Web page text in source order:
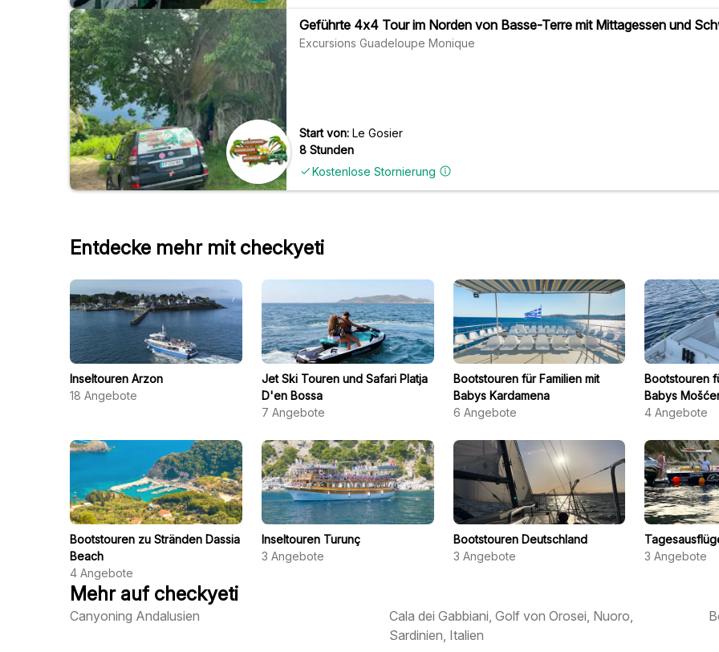
Geführte 4x4 Tour im Norden von Basse-Terre mit Mittagessen und
Excursions Guadeloupe Monique
Start von: Le Gosier
8 Stunden
Kostenlose Stornierung
Entdecke mehr mit checkyeti
Inseltouren Arzon
18 Angebote
Jet Ski Touren und Safari Platja
D'en Bossa
7 Angebote
Bootstouren für Familien mit
Babys Kardamena
6 Angebote
Bootstouren
Babys
4 Angebote
Bootstouren zu Stränden Dassia
Beach
4 Angebote
Inseltouren Turunç
3 Angebote
Bootstouren Deutschland
3 Angebote
3 Angebote
Mehr auf checkyeti
Canyoning Andalusien
Cala dei Gabbiani, Golf von Orosei, Nuoro,
Sardinien, Italien